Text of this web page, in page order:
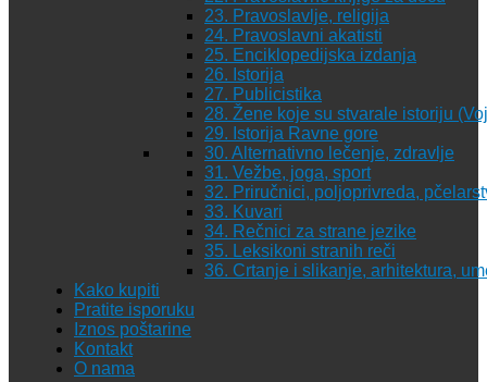
23. Pravoslavlje, religija
24. Pravoslavni akatisti
25. Enciklopedijska izdanja
26. Istorija
27. Publicistika
28. Žene koje su stvarale istoriju
29. Istorija Ravne gore
30. Alternativno lečenje, zdravlje
31. Vežbe, joga, sport
32. Priručnici, poljoprivreda,
33. Kuvari
34. Rečnici za strane jezike
35. Leksikoni stranih reči
36. Crtanje i slikanje, arhitektura,
Kako kupiti
Pratite isporuku
Iznos poštarine
Kontakt
O nama